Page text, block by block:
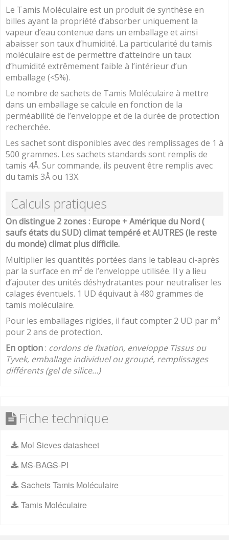
Le Tamis Moléculaire est un produit de synthèse en
billes ayant la propriété d’absorber uniquement la
vapeur d’eau contenue dans un emballage et ainsi
abaisser son taux d’humidité. La particularité du tamis
moléculaire est de permettre d’atteindre un taux
d’humidité extrêmement faible à l’intérieur d’un
emballage (<5%).
Le nombre de sachets de Tamis Moléculaire à mettre
dans un emballage se calcule en fonction de la
perméabilité de l’enveloppe et de la durée de protection
recherchée.
Les sachet sont disponibles avec des remplissages de 1 à
500 grammes. Les sachets standards sont remplis de
tamis 4Å. Sur commande, ils peuvent être remplis avec
du tamis 3Å ou 13X.
Calculs pratiques
On distingue 2 zones : Europe + Amérique du Nord (
saufs états du SUD) climat tempéré et AUTRES (le reste
du monde) climat plus difficile.
Multiplier les quantités portées dans le tableau ci-après
par la surface en m² de l’enveloppe utilisée. Il y a lieu
d’ajouter des unités déshydratantes pour neutraliser les
calages éventuels. 1 UD équivaut à 480 grammes de
tamis moléculaire.
Pour les emballages rigides, il faut compter 2 UD par m³
pour 2 ans de protection.
En option : cordons de fixation, enveloppe Tissus ou
Tyvek, emballage individuel ou groupé, remplissages
différents (gel de silice…)
Fiche technique
Mol Sieves datasheet
MS-BAGS-PI
Sachets Tamis Moléculaire
Tamis Moléculaire